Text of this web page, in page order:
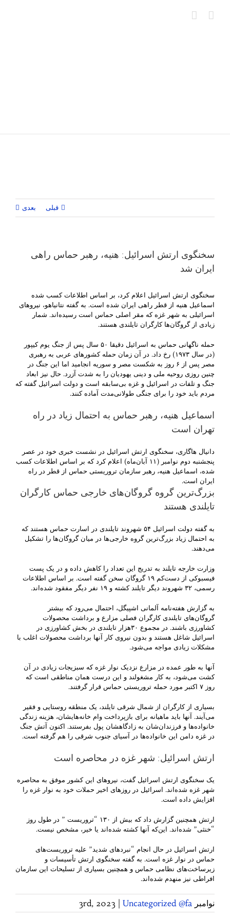
قبلی بعدی
سخنگوی ارتش اسرائیل:‌ هنیه، رهبر حماس راهی
ایران شد
سخنگوی ارتش اسرائیل اعلام کرد، بر اساس اطلاعات کسب شده
اسماعیل هنیه از قطر راهی ایران شده است. به گفته نتانیاهو، نیروهای
اسرائیلی به شهر غزه که مقر اصلی حماس است رسیده‌اند. شمار
زیادی از گروگان‌‌ها کارگران تایلندی هستند.
حمله
ناگهانی حماس به اسرائیل دقیقا ۵۰ سال پس از جنگ یوم کیپور
(در سال ۱۹۷۳) رخ داد. در آن زمان حمله کشورهای عربی به رهبری
مصر پس از ۶ روز به شکست مصر و سوریه انجامید اما این جنگ در
چنین روزی روحیه ملی و دینی یهودیان را به شدت آزرد. حال نیز ابعاد
جنگ و تلفات در اسرائیل و غزه بی‌سابقه است و دولت اسرائیل گفته که
مردم باید خود را برای جنگی طولانی‌مدت آماده کنند.
اسماعیل هنیه، رهبر حماس به احتمال زیاد در راه
تهران است
دانیال هاگاری، سخنگوی ارتش اسرائیل در نشست خبری خود در عصر
پنجشنبه دوم نوامبر (۱۱ آبان‌ماه) اعلام کرد که بر اساس اطلاعات کسب
شده، اسماعیل هنیه، رهبر سازمان تروریستی حماس از قطر در راه
ایران است.
بزرگ‌ترین گروه گروگان‌های خارجی حماس کارگران
تایلندی هستند
به گفته دولت اسرائیل ۵۴ شهروند تایلندی در اسارت حماس هستند که
به احتمال زیاد بزرگ‌ترین گروه خارجی‌ها در میان گروگان‌ها را تشکیل
می‌دهند.
وزارت خارجه تایلند به تدریج این تعداد را کاهش داده و در یک پست
فیسبوکی از دست‌کم ۱۹ گروگان سخن گفته است. بر اساس اطلاعات
رسمی، ۳۲ شهروند دیگر تایلند کشته و ۱۹ نفر دیگر مفقود شده‌اند.
به گزارش هفته‌نامه آلمانی اشپیگل، احتمال می‌رود که بیشتر
گروگان‌های تایلندی کارگران فصلی مزارع و برداشت محصولات
کشاورزی باشند. در مجموع ۳۰هزار تایلندی در بخش کشاورزی در
اسرائیل شاغل هستند و بدون نیروی کار آنها برداشت محصولات اغلب با
مشکلات زیادی مواجه می‌شود.
آنها به طور عمده در مزارع نزدیک نوار غزه که سبزیجات زیادی در آن
کشت می‌شود، به کار مشغولند و این درست همان مناطقی است که
روز ۷ اکتبر مورد حمله تروریستی حماس قرار گرفتند.
بسیاری از کارگران از شمال شرقی تایلند، یک منطقه روستایی و فقیر
می‌آیند. آنها باید ماهیانه برای بازپرداخت وام خانه‌هایشان، هزینه زندگی
خانواده‌ها و فرزندان‌شان به زادگاهشان پول بفرستند. اکنون آتش جنگ
در غزه دامن این خانواده‌ها در آسیای جنوب شرقی را هم گرفته است.
ارتش اسرائیل: شهر غزه در محاصره است
یک سخنگوی ارتش اسرائیل گفت، نیروهای این کشور موفق به محاصره
شهر غزه شده‌اند. اسرائیل در روزهای اخیر حملات خود به نوار غزه را
افزایش داده است.
ارتش همچنین گزارش داد که بیش از ۱۳۰ “تروریست ” در طول روز
“خنثی” شده‌اند. این‌که آنها کشته شده‌اند یا خیر، مشخص نیست.
ارتش اسرائیل در حال انجام “نبردهای شدید” علیه تروریست‌های
حماس در نوار غزه است. به گفته سخنگوی ارتش تأسیسات و
زیرساخت‌های نظامی حماس و همچنین بسیاری از تسلیحات این سازمان
افراطی نیز منهدم شده‌اند.
نوامبر 3rd, 2023 Uncategorized @fa